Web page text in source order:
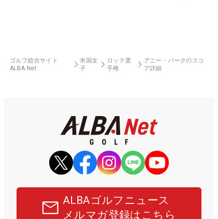
ゴルフ総合サイト
ALBA Net
米国女
子
ロッテ選
手権
アニー・パークのスコ
ア詳細
ALBAゴルフニュース
メルマガ登録はこちら